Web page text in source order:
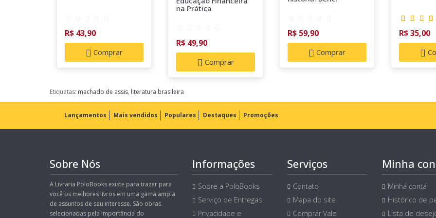
R$ 43,90
Comprar
na Prática
R$ 49,90
Comprar
R$ 59,90
Comprar
R$ 35,00
Etiquetas: machado de assis, literatura brasileira
Lançamentos Mais vendidos Populares Destaques Promoções
Sobre Nós
A Livraria PoloBooks existe para trazer para
você os melhores livros em uma gama ampla
de assuntos de seu interesse. São obras
selecionadas pela importância do
Informações
Sobre a PoloBooks
Serviço de Entregas
Privacidade e
Serviços
Contato
Mapa do site
Comprar Vale
Minha
Minha conta
Histórico de
Lista de